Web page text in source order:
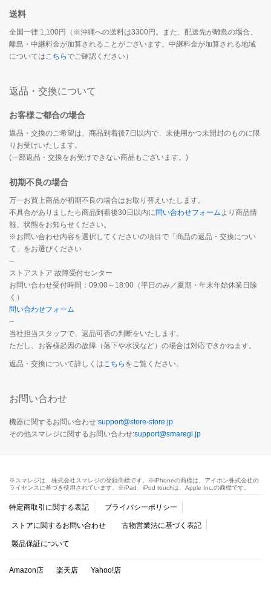
送料
全国一律 1,100円（※沖縄への送料は3300円。また、配送先が離島の場合、
離島・中継料金が加算されることがございます。中継料金が加算される地域
については こちらでご確認ください）
返品・交換について
お客様ご都合の場合
返品・交換のご希望は、商品到着後7日以内で、未使用かつ未開封のものに限
りお受けいたします。
(一部返品・交換をお受けできない商品もございます。)
初期不良の場合
万一お買上商品が初期不良の場合はお取り替えいたします。
不具合がありましたら商品到着後30日以内に問い合わせフォーム より商品情
報、状態をお知らせください。
※お問い合わせ内容を選択してくださいの項目で「商品の返品・交換につい
て」をお選びください
--
ストアストア 故障受付センター
お問い合わせ受付時間：09:00～18:00（平日のみ／夏期・年末年始休業日除
く）
問い合わせフォーム
--
当社担当スタッフで、返品可否の判断をいたします。
ただし、お客様起因の故障（落下や水没など）の場合は対応できかねます。
返品・交換について詳しくは こちら をご覧ください。
お問い合わせ
機器に関するお問い合わせ:support@store-store.jp
その他スマレジに関するお問い合わせ:support@smaregi.jp
※スマレジは、株式会社スマレジの登録商標です。※iPhoneの商標は、アイホン株式会社の
ライセンスに基づき使用されています。※iPad、iPod touchは、Apple Inc,の商標です。
特定商取引に関する表記 プライバシーポリシー
ストアに関するお問い合わせ 古物営業法に基づく表記
製品保証について
Amazon店 楽天店 Yahoo!店